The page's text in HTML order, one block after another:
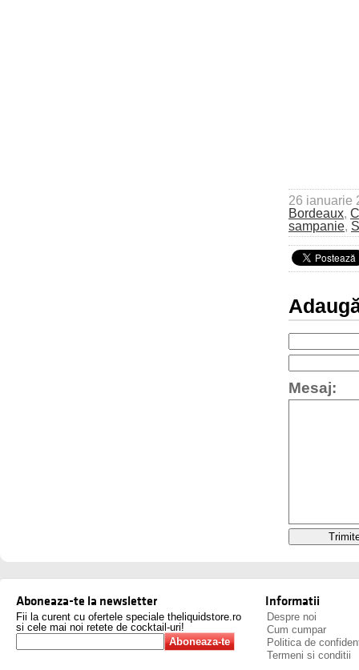
26 ianuarie
Bordeaux,
sampanie,
Mesaj:
Aboneaza-te la newsletter
Fii la curent cu ofertele speciale theliquidstore.ro
si cele mai noi retete de cocktail-uri!
Informatii
Despre noi
Cum cumpar
Politica de
Termeni si conditii